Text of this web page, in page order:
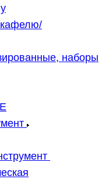
кафелю/
наборы